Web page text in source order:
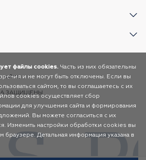
ЗАЩИЩЕНЫ
сайта
файлы cookies. Часть из них обязательны
и не могут быть отключены. Если вы
сайтом, то вы соглашаетесь с их
cookies осуществляет сбор
для улучшения сайта и формирования
Вы можете согласиться с их
Изменить настройки обработки cookies вы
браузере. Детальная информация указана в